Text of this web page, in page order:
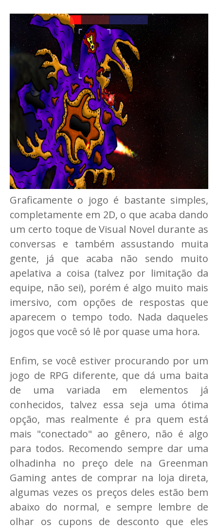
Graficamente o jogo é bastante simples,
completamente em 2D, o que acaba dando
um certo toque de Visual Novel durante as
conversas e também assustando muita
gente, já que acaba não sendo muito
apelativa a coisa (talvez por limitação da
equipe, não sei), porém é algo muito mais
imersivo, com opções de respostas que
aparecem o tempo todo. Nada daqueles
jogos que você só lê por quase uma hora.
Enfim, se você estiver procurando por um
jogo de RPG diferente, que dá uma baita
de uma variada em elementos já
conhecidos, talvez essa seja uma ótima
opção, mas realmente é pra quem está
mais "conectado" ao gênero, não é algo
para todos. Recomendo sempre dar uma
olhadinha no preço dele na Greenman
Gaming antes de comprar na loja direta,
algumas vezes os preços deles estão bem
abaixo do normal, e sempre lembre de
olhar os cupons de desconto que eles